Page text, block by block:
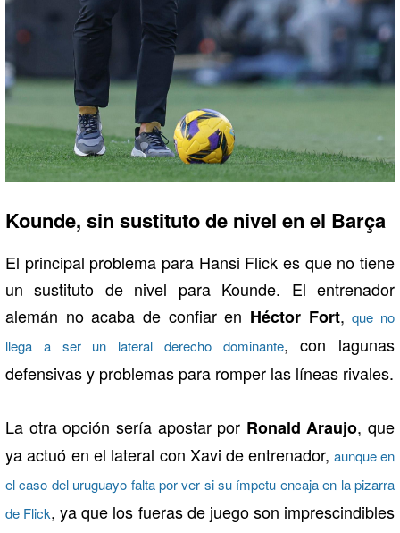
Kounde, sin sustituto de nivel en el Barça
El principal problema para Hansi Flick es que no tiene
un sustituto de nivel para Kounde. El entrenador
alemán no acaba de confiar en Héctor Fort,que no
llega a ser un lateral derecho dominante, con lagunas
defensivas y problemas para romper las líneas rivales.
La otra opción sería apostar por Ronald Araujo, que
ya actuó en el lateral con Xavi de entrenador, aunque en
el caso del uruguayo falta por ver si su ímpetu encaja en la pizarra
de Flick, ya que los fueras de juego son imprescindibles